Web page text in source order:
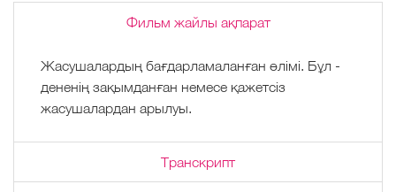
Фильм жайлы ақпарат
Жасушалардың бағдарламаланған өлімі. Бұл -
дененің зақымданған немесе қажетсіз
жасушалардан арылуы.
Транскрипт